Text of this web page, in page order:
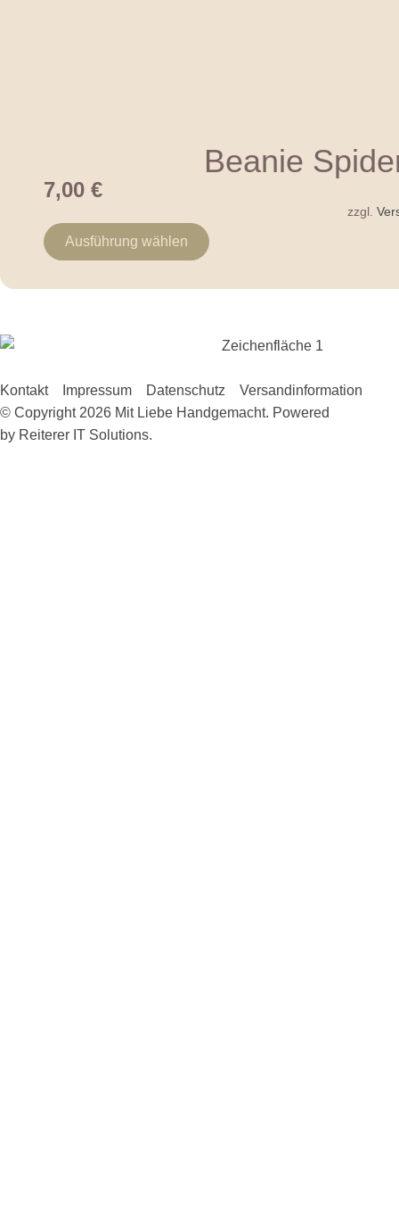
Beanie
7,00 €
zzgl.
Ausführung wählen
Kontakt Impressum Datenschutz
Versandinformation
© Copyright 2026 Mit Liebe Handgemacht. Powered
by Reiterer IT Solutions.